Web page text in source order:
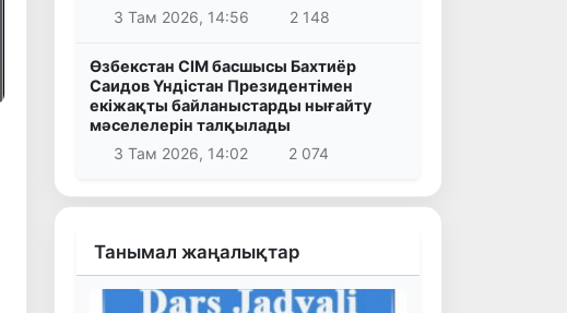
3 Там 2026, 14:56
2 148
Өзбекстан СІМ басшысы Бахтиёр
Саидов Үндістан Президентімен
екіжақты байланыстарды нығайту
мәселелерін талқылады
3 Там 2026, 14:02
2 074
Танымал жаңалықтар